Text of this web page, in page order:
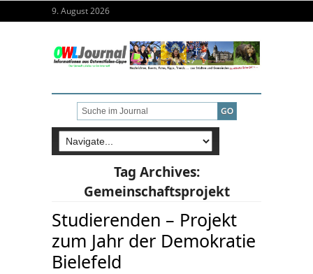
9. August 2026
Tag Archives:
Gemeinschaftsprojekt
Studierenden – Projekt
zum Jahr der Demokratie
Bielefeld